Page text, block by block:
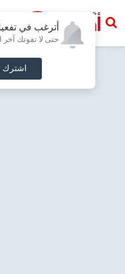
أترغب في
حتى لا تفوتك آخر
اشترك